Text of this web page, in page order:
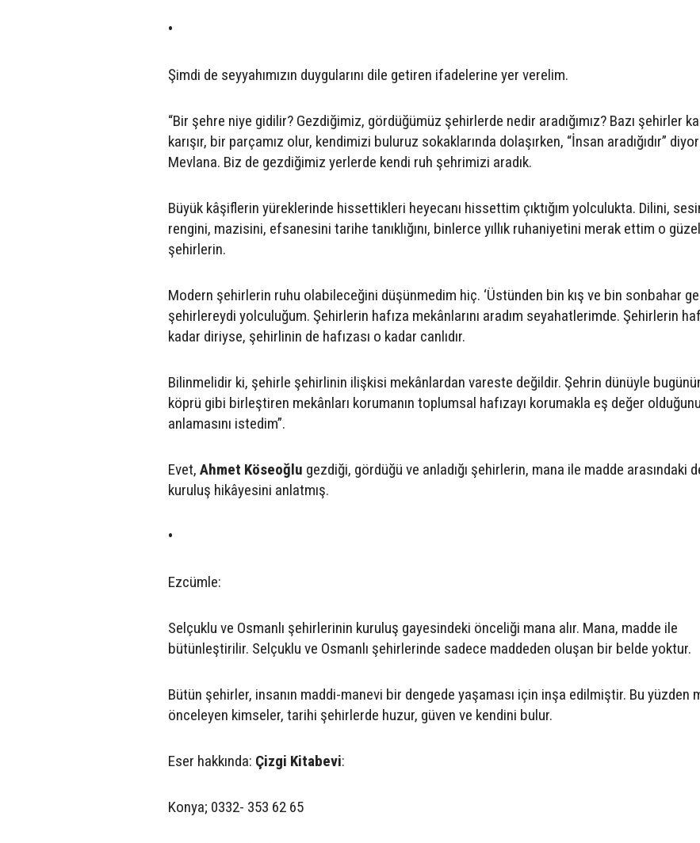
•
Şimdi de seyyahımızın duygularını dile getiren ifadelerine yer verelim.
“Bir şehre niye gidilir? Gezdiğimiz, gördüğümüz şehirlerde nedir aradığımız? Bazı şehirler
karışır, bir parçamız olur, kendimizi buluruz sokaklarında dolaşırken, “İnsan aradığıdır”
Mevlana. Biz de gezdiğimiz yerlerde kendi ruh şehrimizi aradık.
Büyük kâşiflerin yüreklerinde hissettikleri heyecanı hissettim çıktığım yolculukta. Dilini,
rengini, mazisini, efsanesini tarihe tanıklığını, binlerce yıllık ruhaniyetini merak ettim o güzel
şehirlerin.
Modern şehirlerin ruhu olabileceğini düşünmedim hiç. ‘Üstünden bin kış ve bin sonbahar
şehirlereydi yolculuğum. Şehirlerin hafıza mekânlarını aradım seyahatlerimde. Şehirlerin
kadar diriyse, şehirlinin de hafızası o kadar canlıdır.
Bilinmelidir ki, şehirle şehirlinin ilişkisi mekânlardan vareste değildir. Şehrin dünüyle
köprü gibi birleştiren mekânları korumanın toplumsal hafızayı korumakla eş değer
anlamasını istedim”.
Evet, Ahmet Köseoğlu gezdiği, gördüğü ve anladığı şehirlerin, mana ile madde arasındaki
kuruluş hikâyesini anlatmış.
•
Ezcümle:
Selçuklu ve Osmanlı şehirlerinin kuruluş gayesindeki önceliği mana alır. Mana, madde ile
bütünleştirilir. Selçuklu ve Osmanlı şehirlerinde sadece maddeden oluşan bir belde yoktur.
Bütün şehirler, insanın maddi-manevi bir dengede yaşaması için inşa edilmiştir. Bu yüzden
önceleyen kimseler, tarihi şehirlerde huzur, güven ve kendini bulur.
Eser hakkında: Çizgi Kitabevi:
Konya; 0332- 353 62 65